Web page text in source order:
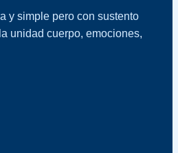
y simple pero con sustento
unidad cuerpo, emociones,